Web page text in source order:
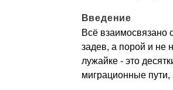
Введение
Всё взаимосвязано
задев, а порой и не
лужайке - это
миграционные